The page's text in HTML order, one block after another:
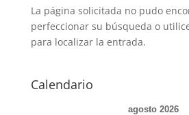
La página solicitada no pudo
perfeccionar su búsqueda o
para localizar la entrada.
Calendario
agosto 2026